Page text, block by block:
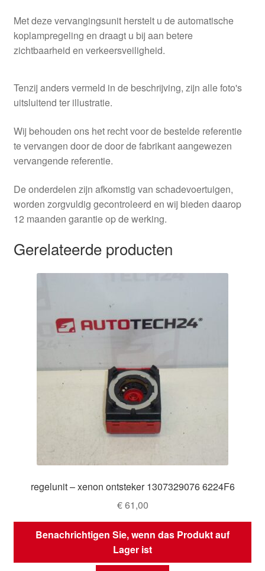
Met deze vervangingsunit herstelt u de automatische
koplampregeling en draagt u bij aan betere
zichtbaarheid en verkeersveiligheid.
Tenzij anders vermeld in de beschrijving, zijn alle foto's
uitsluitend ter illustratie.
Wij behouden ons het recht voor de bestelde referentie
te vervangen door de door de fabrikant aangewezen
vervangende referentie.
De onderdelen zijn afkomstig van schadevoertuigen,
worden zorgvuldig gecontroleerd en wij bieden daarop
12 maanden garantie op de werking.
Gerelateerde producten
regelunit – xenon ontsteker 1307329076 6224F6
€61,00
Benachrichtigen Sie, wenn das Produkt auf
Lager ist